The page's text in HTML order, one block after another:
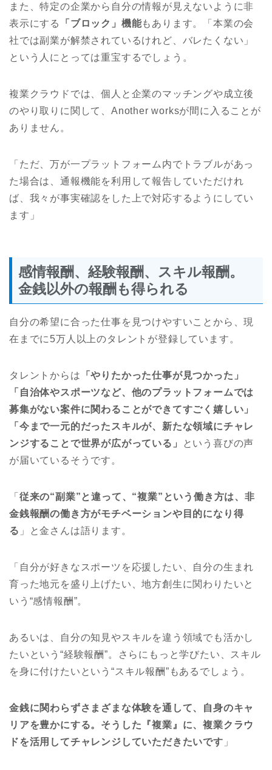
また、特定の企業から自分の情報が見えないように非
表示にする
「ブロック」機能もあります。「本業の会
社では副業が解禁されているけれど、バレたくない」
という人にとっては重宝するでしょう。
複業クラウドでは、個人と企業のマッチングや成立後
のやり取りに関して、Another worksが間に入ることが
ありません。
「ただ、万が一プラットフォーム内でトラブルがあっ
た場合は、通報機能を利用して報告していただけれ
ば、我々が事実確認をした上で対応するようにしてい
ます」
感情報酬、経験報酬、スキル報酬。
金銭以外の報酬も得られる
自分の希望に合った仕事を見つけやすいことから、現
在までに5万人以上のタレントが登録しています。
タレントからは 「やりたかった仕事が見つかった」
「自治体やスポーツなど、他のプラットフォームでは
募集がない案件に関わることができてすごく嬉しい」
「今まで一元的だったスキルが、新たな領域にチャレ
ンジすることで世界が広がっている」
という喜びの声
が届いているそうです。
「 従来の“副業”と違って、“複業”という働き方は、非
金銭報酬の働き方がモチベーションや目的になり得
る 」と金さんは語ります。
「自分が好きなスポーツを応援したい、自分の生まれ
育った地元を盛り上げたい、地方創生に関わりたいと
いう“感情報酬”。
あるいは、自分の知見やスキルを違う領域でも活かし
たいという“経験報酬”。さらにもっと学びたい、スキル
を身に付けたいという“スキル報酬”もあるでしょう。
金銭に関わらずさまざまな体験を通して、自身のキャ
リアを豊かにする。そうした『複業』に、複業クラウ
ドを活用してチャレンジしていただきたいです 」